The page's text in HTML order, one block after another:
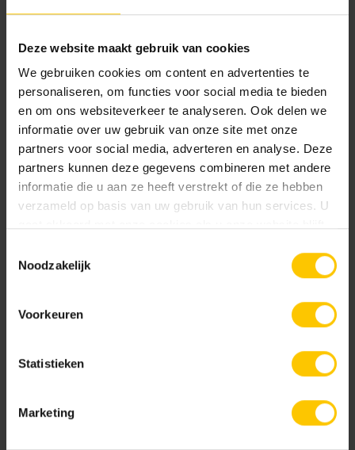
Deze website maakt gebruik van cookies
We gebruiken cookies om content en advertenties te
personaliseren, om functies voor social media te bieden
en om ons websiteverkeer te analyseren. Ook delen we
informatie over uw gebruik van onze site met onze
partners voor social media, adverteren en analyse. Deze
partners kunnen deze gegevens combineren met andere
informatie die u aan ze heeft verstrekt of die ze hebben
verzameld op basis van uw gebruik van hun services. U
Noodzakelijk
Voorkeuren
Statistieken
Marketing
CE-certificaat betonmetselstenen
Brochures
Bouwassortiment